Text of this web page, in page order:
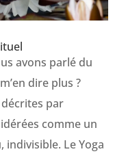
avons parlé du
dire plus ?
décrites par
comme un
indivisible. Le Yoga